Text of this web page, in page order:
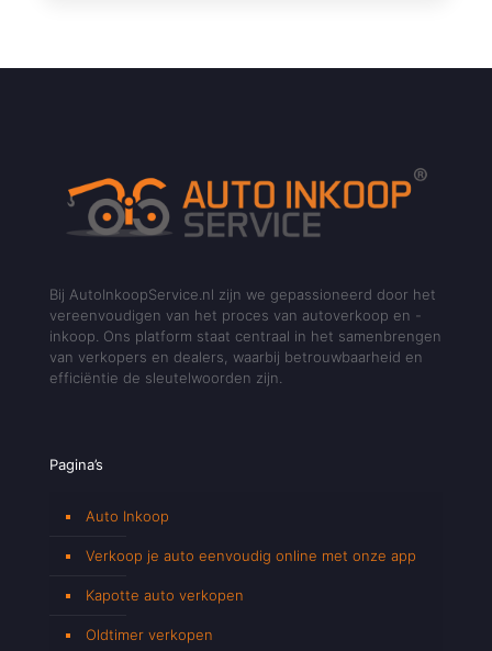
Bij AutoInkoopService.nl zijn we gepassioneerd door het
vereenvoudigen van het proces van autoverkoop en -
inkoop. Ons platform staat centraal in het samenbrengen
van verkopers en dealers, waarbij betrouwbaarheid en
efficiëntie de sleutelwoorden zijn.
Pagina’s
Auto Inkoop
Verkoop je auto eenvoudig online met onze app
Kapotte auto verkopen
Oldtimer verkopen